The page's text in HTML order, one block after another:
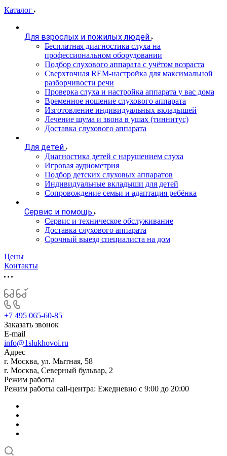
Каталог
Для взрослых и пожилых людей
Бесплатная диагностика слуха на
профессиональном оборудовании
Подбор слухового аппарата с учётом возраста
Сверхточная REM-настройка для максимальной
разборчивости речи
Проверка слуха и настройка аппарата у вас дома
Временное ношение слухового аппарата
Изготовление индивидуальных вкладышей
Лечение шума и звона в ушах (тиннитус)
Доставка слухового аппарата
Для детей
Диагностика детей с нарушением слуха
Игровая аудиометрия
Подбор детских слуховых аппаратов
Индивидуальные вкладыши для детей
Сопровождение семьи и адаптация ребёнка
Сервис и помощь
Сервис и техническое обслуживание
Доставка слухового аппарата
Срочный выезд специалиста на дом
Цены
Контакты
+7 495 065-60-85
Заказать звонок
E-mail
info@1slukhovoi.ru
Адрес
г. Москва, ул. Мытная, 58
г. Москва, Северный бульвар, 2
Режим работы
Режим работы call-центра: Ежедневно с 9:00 до 20:00